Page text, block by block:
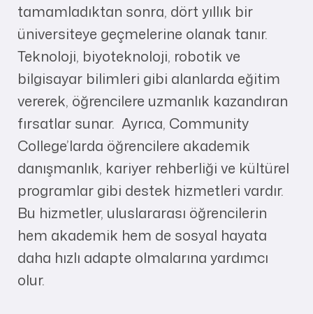
tamamladıktan sonra, dört yıllık bir
üniversiteye geçmelerine olanak tanır.
Teknoloji, biyoteknoloji, robotik ve
bilgisayar bilimleri gibi alanlarda eğitim
vererek, öğrencilere uzmanlık kazandıran
fırsatlar sunar. Ayrıca, Community
College’larda öğrencilere akademik
danışmanlık, kariyer rehberliği ve kültürel
programlar gibi destek hizmetleri vardır.
Bu hizmetler, uluslararası öğrencilerin
hem akademik hem de sosyal hayata
daha hızlı adapte olmalarına yardımcı
olur.